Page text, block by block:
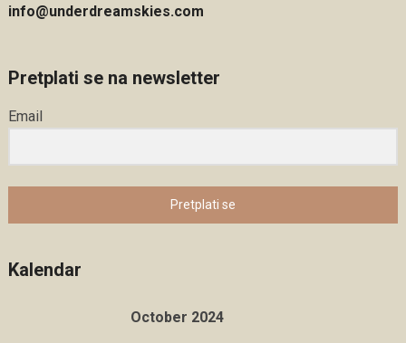
info@underdreamskies.com
Pretplati se na newsletter
Email
Pretplati se
Kalendar
October 2024